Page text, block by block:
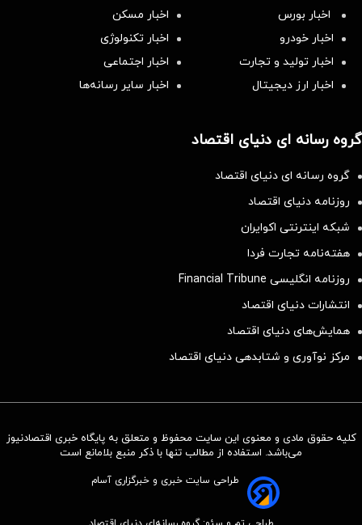
اخبار بورس
اخبار مسکن
اخبار خودرو
اخبار تکنولوژی
اخبار تولید و تجارت
اخبار اجتماعی
اخبار ارز دیجیتال
اخبار سایر رسانه‌‌ها
گروه رسانه ای دنیای اقتصاد
گروه رسانه ای دنیای اقتصاد
روزنامه دنیای اقتصاد
شبکه اینترنتی اکوایران
هفته‌نامه تجارت فردا
روزنامه انگلیسی Financial Tribune
انتشارات دنیای اقتصاد
همایش‌های دنیای اقتصاد
مرکز نوآوری و شتابدهی دنیای اقتصاد
کلیه حقوق مادی و معنوی این سایت محفوظ و متعلق به پایگاه خبری اقتصادنیوز
می‌باشد. استفاده از مطالب تنها با ذکر منبع بلامانع است
طراحی سایت خبری و خبرگزاری آسام